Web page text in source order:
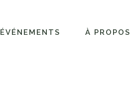
ÉVÉNEMENTS À PROPOS